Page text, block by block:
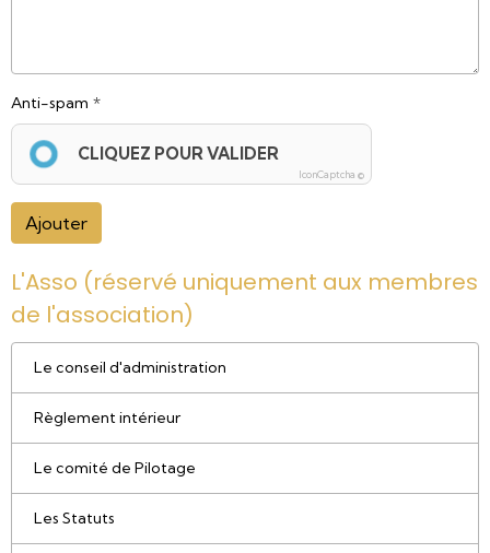
Anti-spam
CLIQUEZ POUR VALIDER
IconCaptcha ©
Ajouter
L'Asso (réservé uniquement aux membres
de l'association)
Le conseil d'administration
Règlement intérieur
Le comité de Pilotage
Les Statuts